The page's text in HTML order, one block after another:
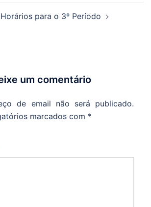
para o 3º Período
um comentário
de email não será publicado.
marcados com *